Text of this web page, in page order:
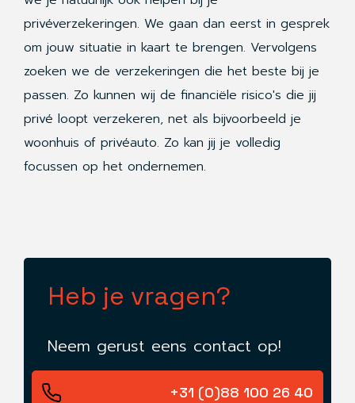
privéverzekeringen. We gaan dan eerst in gesprek
om jouw situatie in kaart te brengen. Vervolgens
zoeken we de verzekeringen die het beste bij je
passen. Zo kunnen wij de financiële risico's die jij
privé loopt verzekeren, net als bijvoorbeeld je
woonhuis of privéauto. Zo kan jij je volledig
focussen op het ondernemen.
Heb je vragen?
Neem gerust eens contact op!
+31 (0)88 100 26 40